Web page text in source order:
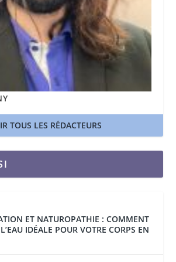
TOUS LES RÉDACTEURS
ET NATUROPATHIE : COMMENT
IDÉALE POUR VOTRE CORPS EN